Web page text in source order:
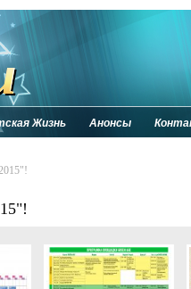
Жизнь Анонсы